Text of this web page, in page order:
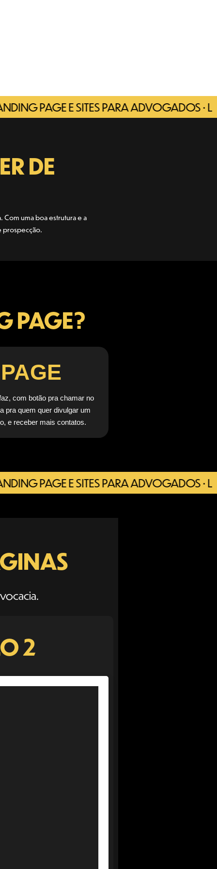
E SITES PARA ADVOGADOS •
DE
uma boa estrutura e a
prospecção.
PAGE?
com botão pra chamar no
pra quem quer divulgar um
e receber mais contatos.
E SITES PARA ADVOGADOS •
2